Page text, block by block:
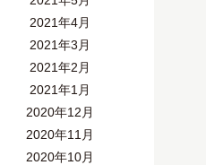
2021年4月
2021年3月
2021年2月
2021年1月
2020年12月
2020年11月
2020年10月